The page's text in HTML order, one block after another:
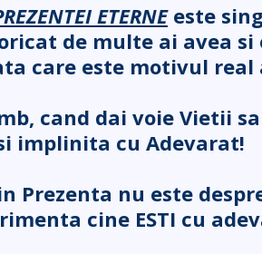
ETERNEeste
de multe ai avea
care este motivul
cand dai voie Vietii
implinita cu Adevarat!
Prezenta nu este
cine ESTI cu